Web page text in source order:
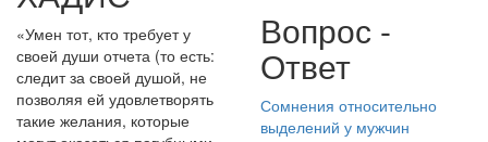
«Умен тот, кто требует у
своей души отчета (то есть:
следит за своей душой, не
позволяя ей удовлетворять
такие желания, которые
Вопрос -
Ответ
Сомнения относительно
выделений у мужчин